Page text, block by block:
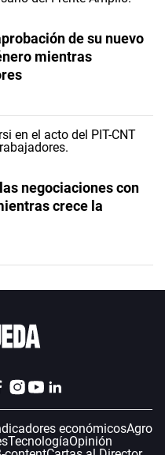
de su nuevo
mientras
negociaciones con
crece la
económicosAgro
TecnologíaOpinión